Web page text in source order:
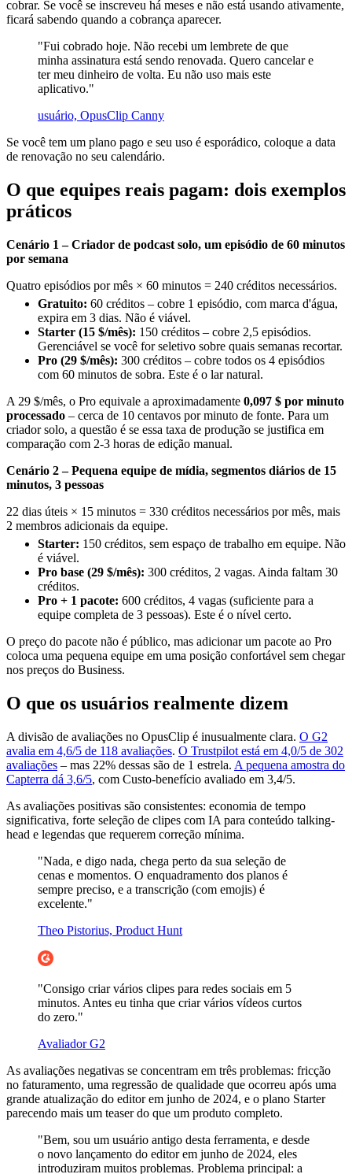
cobrar. Se você se inscreveu há meses e não está usando ativamente,
ficará sabendo quando a cobrança aparecer.
"Fui cobrado hoje. Não recebi um lembrete de que
minha assinatura está sendo renovada. Quero cancelar e
ter meu dinheiro de volta. Eu não uso mais este
aplicativo."
usuário, OpusClip Canny
Se você tem um plano pago e seu uso é esporádico, coloque a data
de renovação no seu calendário.
O que equipes reais pagam: dois exemplos
práticos
Cenário 1 – Criador de podcast solo, um episódio de 60 minutos
por semana
Quatro episódios por mês × 60 minutos = 240 créditos necessários.
Gratuito: 60 créditos – cobre 1 episódio, com marca d'água,
expira em 3 dias. Não é viável.
Starter (15 $/mês): 150 créditos – cobre 2,5 episódios.
Gerenciável se você for seletivo sobre quais semanas recortar.
Pro (29 $/mês): 300 créditos – cobre todos os 4 episódios
com 60 minutos de sobra. Este é o lar natural.
A 29 $/mês, o Pro equivale a aproximadamente 0,097 $ por minuto
processado – cerca de 10 centavos por minuto de fonte. Para um
criador solo, a questão é se essa taxa de produção se justifica em
comparação com 2-3 horas de edição manual.
Cenário 2 – Pequena equipe de mídia, segmentos diários de 15
minutos, 3 pessoas
22 dias úteis × 15 minutos = 330 créditos necessários por mês, mais
2 membros adicionais da equipe.
Starter: 150 créditos, sem espaço de trabalho em equipe. Não
é viável.
Pro base (29 $/mês): 300 créditos, 2 vagas. Ainda faltam 30
créditos.
Pro + 1 pacote: 600 créditos, 4 vagas (suficiente para a
equipe completa de 3 pessoas). Este é o nível certo.
O preço do pacote não é público, mas adicionar um pacote ao Pro
coloca uma pequena equipe em uma posição confortável sem chegar
nos preços do Business.
O que os usuários realmente dizem
A divisão de avaliações no OpusClip é inusualmente clara. O G2
avalia em 4,6/5 de 118 avaliações. O Trustpilot está em 4,0/5 de 302
avaliações – mas 22% dessas são de 1 estrela. A pequena amostra do
Capterra dá 3,6/5, com Custo-benefício avaliado em 3,4/5.
As avaliações positivas são consistentes: economia de tempo
significativa, forte seleção de clipes com IA para conteúdo talking-
head e legendas que requerem correção mínima.
"Nada, e digo nada, chega perto da sua seleção de
cenas e momentos. O enquadramento dos planos é
sempre preciso, e a transcrição (com emojis) é
excelente."
Theo Pistorius, Product Hunt
"Consigo criar vários clipes para redes sociais em 5
minutos. Antes eu tinha que criar vários vídeos curtos
do zero."
Avaliador G2
As avaliações negativas se concentram em três problemas: fricção
no faturamento, uma regressão de qualidade que ocorreu após uma
grande atualização do editor em junho de 2024, e o plano Starter
parecendo mais um teaser do que um produto completo.
"Bem, sou um usuário antigo desta ferramenta, e desde
o novo lançamento do editor em junho de 2024, eles
introduziram muitos problemas. Problema principal: a